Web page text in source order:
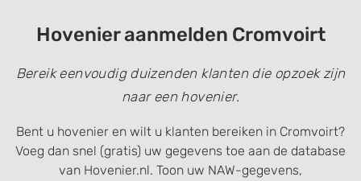
Hovenier aanmelden Cromvoirt
Bereik eenvoudig duizenden klanten die opzoek zijn
naar een hovenier.
Bent u hovenier en wilt u klanten bereiken in Cromvoirt?
Voeg dan snel (gratis) uw gegevens toe aan de database
van Hovenier.nl. Toon uw NAW-gegevens,